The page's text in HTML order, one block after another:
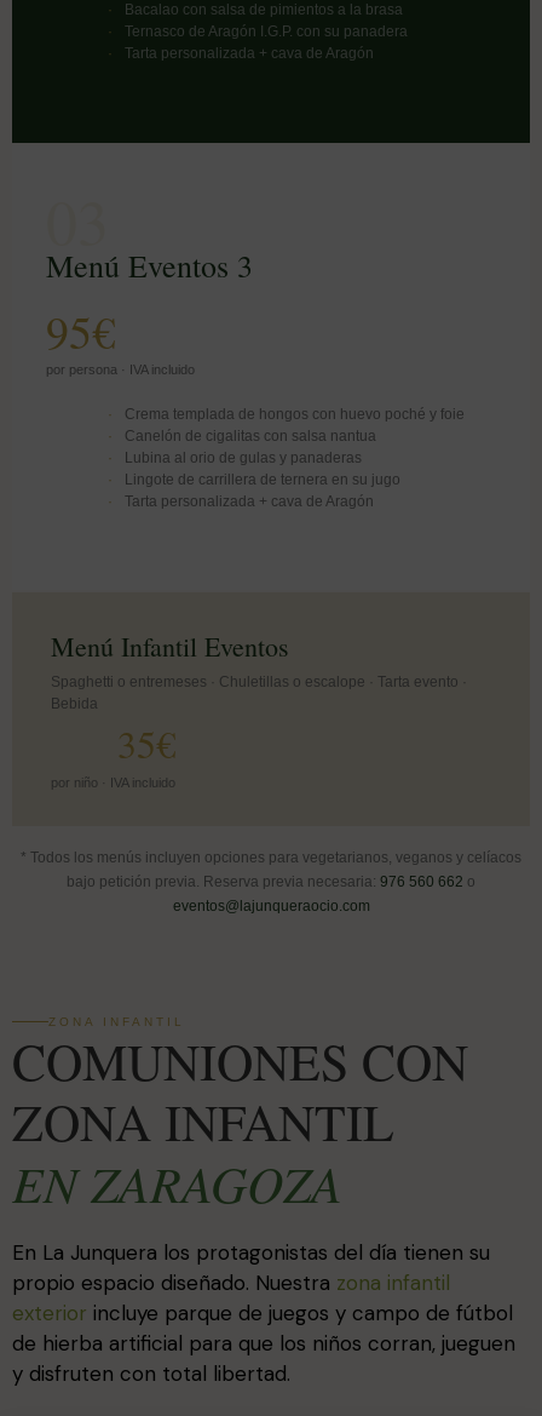
Bacalao con salsa de pimientos a la brasa
Ternasco de Aragón I.G.P. con su panadera
Tarta personalizada + cava de Aragón
Menú Eventos 3
95€
por persona · IVA incluido
Crema templada de hongos con huevo poché y foie
Canelón de cigalitas con salsa nantua
Lubina al orio de gulas y panaderas
Lingote de carrillera de ternera en su jugo
Tarta personalizada + cava de Aragón
Menú Infantil Eventos
Spaghetti o entremeses · Chuletillas o escalope · Tarta evento ·
Bebida
35€
por niño · IVA incluido
* Todos los menús incluyen opciones para vegetarianos, veganos y celíacos
bajo petición previa. Reserva previa necesaria: 976 560 662 o
eventos@lajunqueraocio.com
ZONA INFANTIL
COMUNIONES CON
ZONA INFANTIL
EN ZARAGOZA
En La Junquera los protagonistas del día tienen su
propio espacio diseñado. Nuestra zona infantil
exterior incluye parque de juegos y campo de fútbol
de hierba artificial para que los niños corran, jueguen
y disfruten con total libertad.